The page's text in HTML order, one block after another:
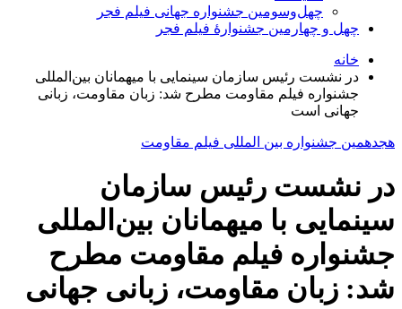
چهل‌وسومین جشنواره جهانی فیلم فجر
چهل و چهارمین جشنوارۀ فیلم فجر
خانه
در نشست رئیس سازمان سینمایی با میهمانان بین‌المللی
جشنواره فیلم مقاومت مطرح شد: زبان مقاومت، زبانی
جهانی است
هجدهمین جشنواره بین المللی فیلم مقاومت
در نشست رئیس سازمان
سینمایی با میهمانان بین‌المللی
جشنواره فیلم مقاومت مطرح
شد: زبان مقاومت، زبانی جهانی